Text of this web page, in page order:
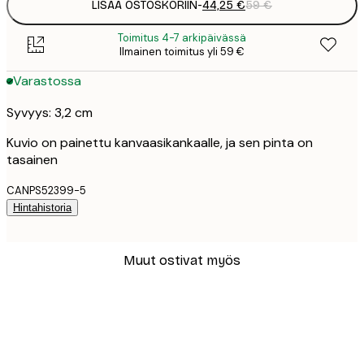
LISÄÄ OSTOSKORIIN-44,25 €59 €
Toimitus 4-7 arkipäivässä
Ilmainen toimitus yli 59 €
Varastossa
Syvyys: 3,2 cm
Kuvio on painettu kanvaasikankaalle, ja sen pinta on
tasainen
CANPS52399-5
Hintahistoria
Muut ostivat myös